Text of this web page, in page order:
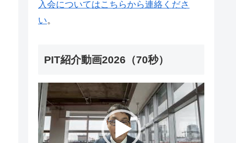
入会についてはこちらから連絡くださ
い。
PIT紹介動画2026（70秒）
動
画
プ
レ